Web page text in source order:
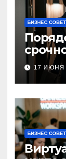
БИЗНЕС
срок
17 ИЮНЯ
БИЗНЕС